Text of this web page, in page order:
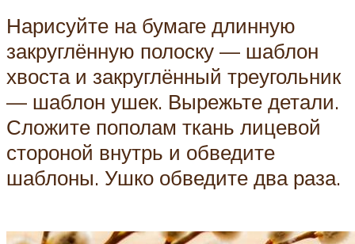
Нарисуйте на бумаге длинную
закруглённую полоску — шаблон
хвоста и закруглённый треугольник
— шаблон ушек. Вырежьте детали.
Сложите пополам ткань лицевой
стороной внутрь и обведите
шаблоны. Ушко обведите два раза.